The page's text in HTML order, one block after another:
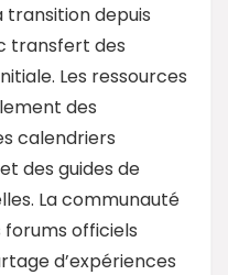
depuis
transfert des
Les ressources
des
calendriers
des guides de
La communauté
forums officiels
d’expériences